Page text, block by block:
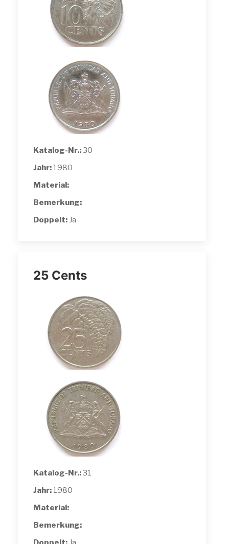
Katalog-Nr.:30
Jahr: 1980
Material:
Bemerkung:
Doppelt: Ja
25 Cents
Katalog-Nr.:31
Jahr: 1980
Material:
Bemerkung: